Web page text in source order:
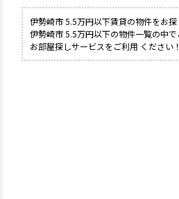
伊勢崎市 5.5万円以下賃貸の物件をお
伊勢崎市 5.5万円以下の物件一覧の中
お部屋探しサービスをご利用 ください